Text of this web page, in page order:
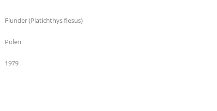
Flunder (Platichthys flesus)
Polen
1979